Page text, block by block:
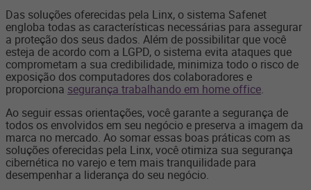
Das soluções oferecidas pela Linx, o sistema Safenet
engloba todas as características necessárias para assegurar
a proteção dos seus dados. Além de possibilitar que você
esteja de acordo com a LGPD, o sistema evita ataques que
comprometam a sua credibilidade, minimiza todo o risco de
exposição dos computadores dos colaboradores e
proporciona segurança trabalhando em home office.
Ao seguir essas orientações, você garante a segurança de
todos os envolvidos em seu negócio e preserva a imagem da
marca no mercado. Ao somar essas boas práticas com as
soluções oferecidas pela Linx, você otimiza sua segurança
cibernética no varejo e tem mais tranquilidade para
desempenhar a liderança do seu negócio.